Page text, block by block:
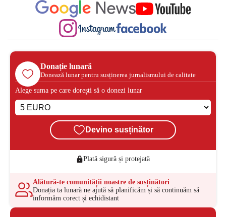
Donație lunară
Donează lunar pentru susținerea jurnalismului de calitate
Alege suma pe care dorești să o donezi lunar
Devino susținător
Plată sigură și protejată
Alătură-te comunității noastre de susținători
Donația ta lunară ne ajută să planificăm și să continuăm să
informăm corect și echidistant